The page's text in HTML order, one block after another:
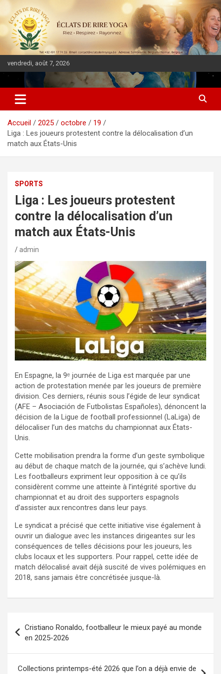
vendredi, août 7, 2026
DIASPORA PULSE
Accueil 2025 octobre
19
Liga : Les joueurs protestent contre la délocalisation d’un
match aux États-Unis
SPORTS
Liga : Les joueurs protestent
contre la délocalisation d’un
match aux États-Unis
admin
En Espagne, la 9ᵉ journée de Liga est marquée par une
action de protestation menée par les joueurs de première
division. Ces derniers, réunis sous l’égide de leur syndicat
(AFE – Asociación de Futbolistas Españoles), dénoncent la
décision de la Ligue de football professionnel (LaLiga) de
délocaliser l’un des matchs du championnat aux États-
Unis.
Cette mobilisation prendra la forme d’un geste symbolique
au début de chaque match de la journée, qui s’achève lundi.
Les footballeurs expriment leur opposition à ce qu’ils
considèrent comme une atteinte à l’intégrité sportive du
championnat et au droit des supporters espagnols
d’assister aux rencontres dans leur pays.
Le syndicat a précisé que cette initiative vise également à
ouvrir un dialogue avec les instances dirigeantes sur les
conséquences de telles décisions pour les joueurs, les
clubs locaux et les supporters. Pour rappel, cette idée de
match délocalisé avait déjà suscité de vives polémiques en
2018, sans jamais être concrétisée jusque-là.
Cristiano Ronaldo, footballeur le mieux payé au monde
en 2025-2026
Collections printemps-été 2026 que l’on a déjà envie de